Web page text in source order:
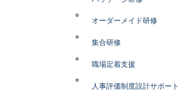
オーダーメイド研修
集合研修
職場定着支援
人事評価制度設計サポート